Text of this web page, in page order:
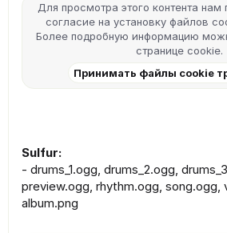
Для просмотра этого контента нам
согласие на установку файлов
Более подробную информацию
странице cookie.
Принимать файлы cookie
Sulfur:
- drums_1.ogg, drums_2.ogg,
preview.ogg, rhythm.ogg, song.ogg,
album.png